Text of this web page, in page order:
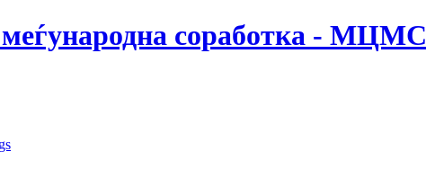
соработка - МЦМС